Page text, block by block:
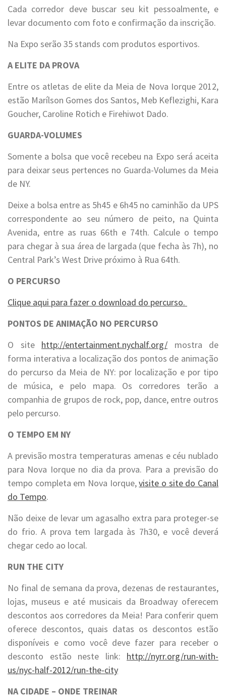
Cada corredor deve buscar seu kit pessoalmente, e
levar documento com foto e confirmação da inscrição.
Na Expo serão 35 stands com produtos esportivos.
A ELITE DA PROVA
Entre os atletas de elite da Meia de Nova Iorque 2012,
estão Marílson Gomes dos Santos, Meb Keflezighi, Kara
Goucher, Caroline Rotich e Firehiwot Dado.
GUARDA-VOLUMES
Somente a bolsa que você recebeu na Expo será aceita
para deixar seus pertences no Guarda-Volumes da Meia
de NY.
Deixe a bolsa entre as 5h45 e 6h45 no caminhão da UPS
correspondente ao seu número de peito, na Quinta
Avenida, entre as ruas 66th e 74th. Calcule o tempo
para chegar à sua área de largada (que fecha às 7h), no
Central Park’s West Drive próximo à Rua 64th.
O PERCURSO
Clique aqui para fazer o download do percurso.
PONTOS DE ANIMAÇÃO NO PERCURSO
O site http://entertainment.nychalf.org/ mostra de
forma interativa a localização dos pontos de animação
do percurso da Meia de NY: por localização e por tipo
de música, e pelo mapa. Os corredores terão a
companhia de grupos de rock, pop, dance, entre outros
pelo percurso.
O TEMPO EM NY
A previsão mostra temperaturas amenas e céu nublado
para Nova Iorque no dia da prova. Para a previsão do
tempo completa em Nova Iorque,visite o site do Canal
do Tempo.
Não deixe de levar um agasalho extra para proteger-se
do frio. A prova tem largada às 7h30, e você deverá
chegar cedo ao local.
RUN THE CITY
No final de semana da prova, dezenas de restaurantes,
lojas, museus e até musicais da Broadway oferecem
descontos aos corredores da Meia! Para conferir quem
oferece descontos, quais datas os descontos estão
disponíveis e como você deve fazer para receber o
desconto estão neste link: http://nyrr.org/run-with-
us/nyc-half-2012/run-the-city
NA CIDADE – ONDE TREINAR